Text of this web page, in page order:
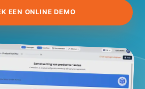
EEN ONLINE DEMO